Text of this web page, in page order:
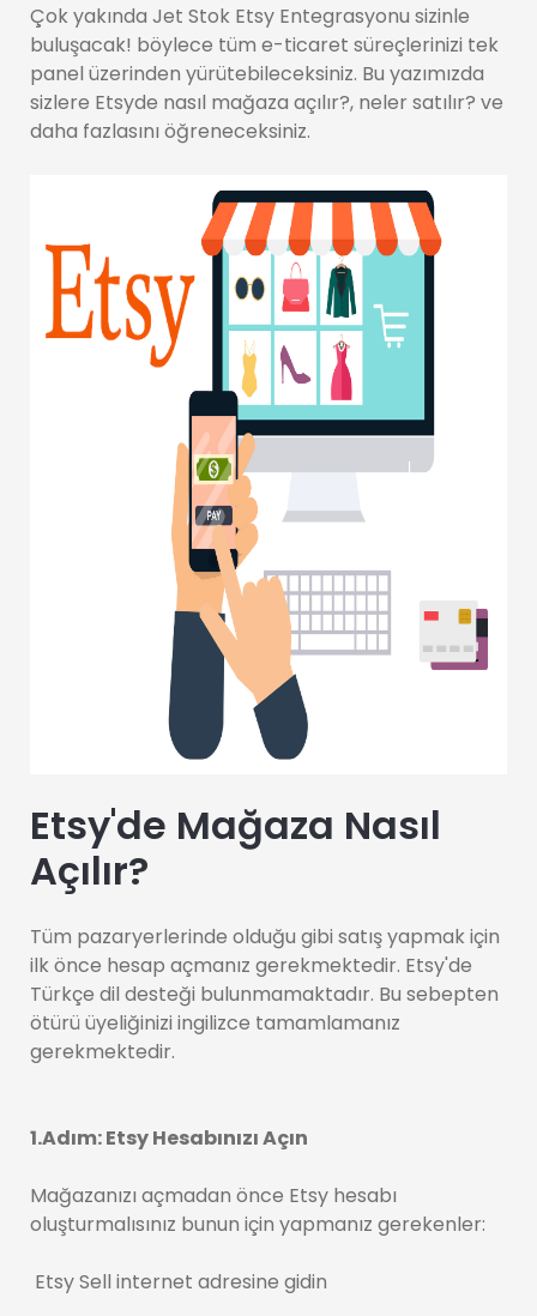
Çok yakında Jet Stok Etsy Entegrasyonu sizinle
buluşacak! böylece tüm e-ticaret süreçlerinizi tek
panel üzerinden yürütebileceksiniz. Bu yazımızda
sizlere Etsyde nasıl mağaza açılır?, neler satılır? ve
daha fazlasını öğreneceksiniz.
Etsy'de Mağaza Nasıl
Açılır?
Tüm pazaryerlerinde olduğu gibi satış yapmak için
ilk önce hesap açmanız gerekmektedir. Etsy'de
Türkçe dil desteği bulunmamaktadır. Bu sebepten
ötürü üyeliğinizi ingilizce tamamlamanız
gerekmektedir.
1.Adım: Etsy Hesabınızı Açın
Mağazanızı açmadan önce Etsy hesabı
oluşturmalısınız bunun için yapmanız gerekenler:
Etsy Sell internet adresine gidin